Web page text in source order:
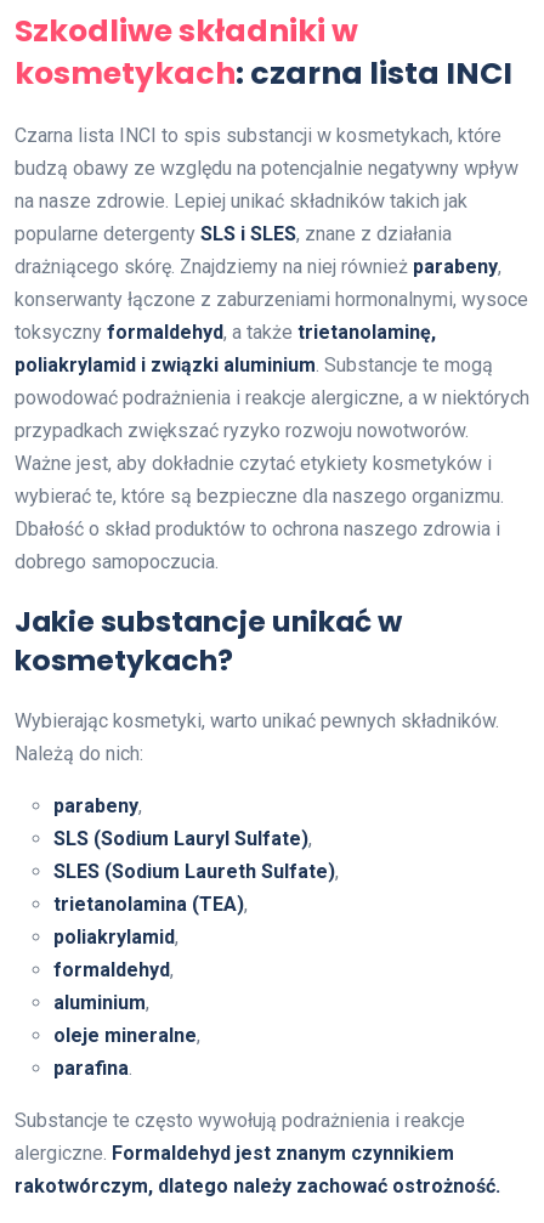
Szkodliwe składniki w
kosmetykach: czarna lista INCI
Czarna lista INCI to spis substancji w kosmetykach, które
budzą obawy ze względu na potencjalnie negatywny wpływ
na nasze zdrowie. Lepiej unikać składników takich jak
popularne detergenty SLS i SLES, znane z działania
drażniącego skórę. Znajdziemy na niej również parabeny,
konserwanty łączone z zaburzeniami hormonalnymi, wysoce
toksyczny formaldehyd, a także trietanolaminę,
poliakrylamid i związki aluminium. Substancje te mogą
powodować podrażnienia i reakcje alergiczne, a w niektórych
przypadkach zwiększać ryzyko rozwoju nowotworów.
Ważne jest, aby dokładnie czytać etykiety kosmetyków i
wybierać te, które są bezpieczne dla naszego organizmu.
Dbałość o skład produktów to ochrona naszego zdrowia i
dobrego samopoczucia.
Jakie substancje unikać w
kosmetykach?
Wybierając kosmetyki, warto unikać pewnych składników.
Należą do nich:
parabeny,
SLS (Sodium Lauryl Sulfate),
SLES (Sodium Laureth Sulfate),
trietanolamina (TEA),
poliakrylamid,
formaldehyd,
aluminium,
oleje mineralne,
parafina.
Substancje te często wywołują podrażnienia i reakcje
alergiczne. Formaldehyd jest znanym czynnikiem
rakotwórczym, dlatego należy zachować ostrożność.